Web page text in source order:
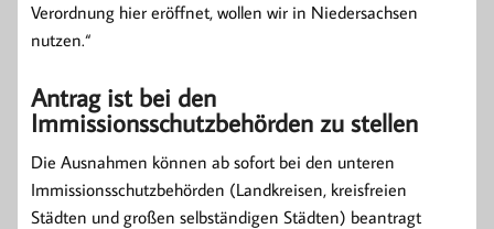
Verordnung hier eröffnet, wollen wir in Niedersachsen
nutzen.“
Antrag ist bei den
Immissionsschutzbehörden zu stellen
Die Ausnahmen können ab sofort bei den unteren
Immissionsschutzbehörden (Landkreisen, kreisfreien
Städten und großen selbständigen Städten) beantragt